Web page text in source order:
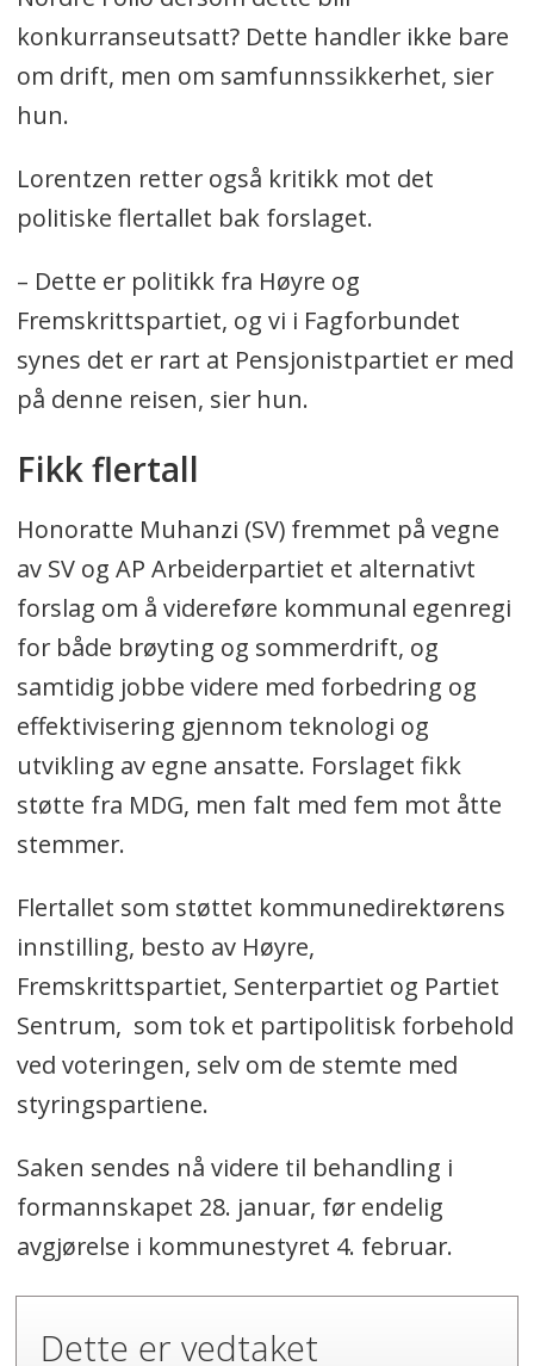
konkurranseutsatt? Dette handler ikke bare
om drift, men om samfunnssikkerhet, sier
hun.
Lorentzen retter også kritikk mot det
politiske flertallet bak forslaget.
– Dette er politikk fra Høyre og
Fremskrittspartiet, og vi i Fagforbundet
synes det er rart at Pensjonistpartiet er med
på denne reisen, sier hun.
Fikk flertall
Honoratte Muhanzi (SV) fremmet på vegne
av SV og AP Arbeiderpartiet et alternativt
forslag om å videreføre kommunal egenregi
for både brøyting og sommerdrift, og
samtidig jobbe videre med forbedring og
effektivisering gjennom teknologi og
utvikling av egne ansatte. Forslaget fikk
støtte fra MDG, men falt med fem mot åtte
stemmer.
Flertallet som støttet kommunedirektørens
innstilling, besto av Høyre,
Fremskrittspartiet, Senterpartiet og Partiet
Sentrum, som tok et partipolitisk forbehold
ved voteringen, selv om de stemte med
styringspartiene.
Saken sendes nå videre til behandling i
formannskapet 28. januar, før endelig
avgjørelse i kommunestyret 4. februar.
Dette er vedtaket